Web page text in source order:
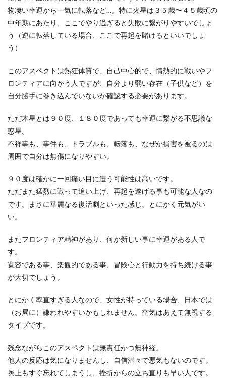
物凄い幸運から一気に転落など…。特に火星は３５歳〜４５歳頃の
中年期にあたり、ここでやり過ぎると失敗に繋がりやすいでしょ
う（逆に転落している場合、ここで再起を賭けるといいでしょ
う）
このアスペクトは熱狂体質で、自己中心的で、情熱的に戦いやフ
ロンティアに向かう人ですが、自分より弱い存在（子供など）を
自分勝手に巻き込んでいないか確認する必要があります。
ただ木星とは９０度、１８０度であっても幸運に繋がる不思議な
惑星。
不祥事も、事件も、トラブルも、転落も、なぜか損害を被るのは
周囲で自分は無傷になりやすい。
９０度は確かに一回痛い目に遭う可能性は高いです。
ただまた猛烈に戦って追い上げ、再起を遂げる事も可能な人なの
です。まさに華麗なる復活劇といった感じ。とにかく元気がい
い。
またフロンティア精神があり、何か新しい事に幸運がある人で
す。
寛容である事、楽観的である事、冒険心と行動力を持ち続ける事
が大切でしょう。
とにかく率直すぎる人なので、女性が持っている場合、日本では
（お局に）嫌われやすいかもしれません。空気はあえて無視する
タイプです。
残念ながらこのアスペクトは無責任かつ無神経。
他人の反応は気になりませんし、自信満々で悪気もないのです。
炎上もすぐ忘れてしまうし、挫折からの立ち直りも早い人です。